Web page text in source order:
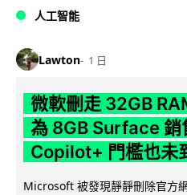
人工智能
Lawton 1 日
微軟刪走 32GB
為 8GB Surface 銷
Copilot+ 門檻也未
Microsoft 被發現靜靜刪除官方